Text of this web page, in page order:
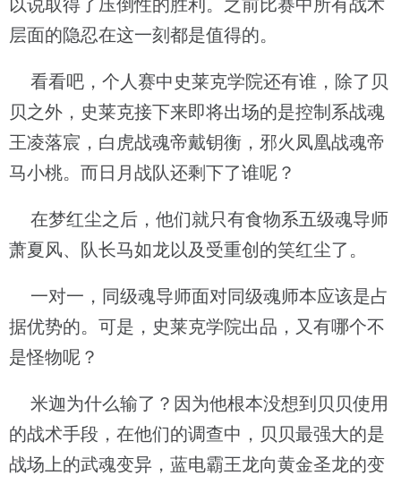
以说取得了压倒性的胜利。之前比赛中所有战术
层面的隐忍在这一刻都是值得的。
看看吧，个人赛中史莱克学院还有谁，除了贝
贝之外，史莱克接下来即将出场的是控制系战魂
王凌落宸，白虎战魂帝戴钥衡，邪火凤凰战魂帝
马小桃。而日月战队还剩下了谁呢？
在梦红尘之后，他们就只有食物系五级魂导师
萧夏风、队长马如龙以及受重创的笑红尘了。
一对一，同级魂导师面对同级魂师本应该是占
据优势的。可是，史莱克学院出品，又有哪个不
是怪物呢？
米迦为什么输了？因为他根本没想到贝贝使用
的战术手段，在他们的调查中，贝贝最强大的是
战场上的武魂变异，蓝电霸王龙向黄金圣龙的变